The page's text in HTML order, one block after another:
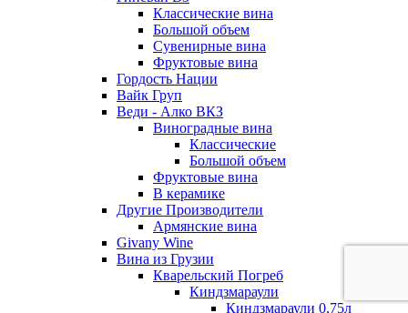
Классические вина
Большой объем
Сувенирные вина
Фруктовые вина
Гордость Нации
Вайк Груп
Веди - Алко ВКЗ
Виноградные вина
Классические
Большой объем
Фруктовые вина
В керамике
Другие Производители
Армянские вина
Givany Wine
Вина из Грузии
Кварельский Погреб
Киндзмараули
Киндзмараули 0,75л